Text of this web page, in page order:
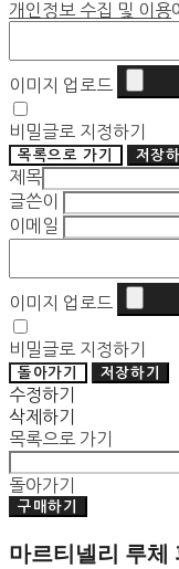
개인정보 수집 및 이용
이미지 업로드
비밀글로 지정하기
목록으로 가기 저장하
제목
글쓴이
이메일
이미지 업로드
비밀글로 지정하기
돌아가기 저장하기
수정하기
삭제하기
목록으로 가기
돌아가기
구매하기
마르티넬리 루체